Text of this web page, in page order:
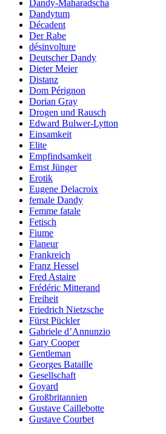
Dandy-Maharadscha
Dandytum
Décadent
Der Rabe
désinvolture
Deutscher Dandy
Dieter Meier
Distanz
Dom Pérignon
Dorian Gray
Drogen und Rausch
Edward Bulwer-Lytton
Einsamkeit
Elite
Empfindsamkeit
Ernst Jünger
Erotik
Eugene Delacroix
female Dandy
Femme fatale
Fetisch
Fiume
Flaneur
Frankreich
Franz Hessel
Fred Astaire
Frédéric Mitterand
Freiheit
Friedrich Nietzsche
Fürst Pückler
Gabriele d’Annunzio
Gary Cooper
Gentleman
Georges Bataille
Gesellschaft
Goyard
Großbritannien
Gustave Caillebotte
Gustave Courbet